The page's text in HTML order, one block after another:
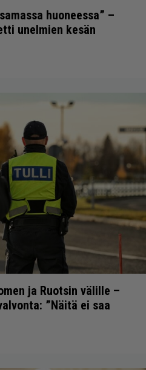
huoneessa” –
unelmien kesän
ja Ruotsin välille –
”Näitä ei saa